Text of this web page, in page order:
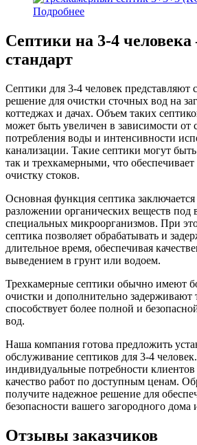
Подробнее
Септики на 3-4 человека
стандарт
Септики для 3-4 человек представляют
решение для очистки сточных вод на
коттеджах и дачах. Объем таких
может быть увеличен в зависимости от
потребления воды и интенсивности
канализации. Такие септики могут
так и трехкамерными, что
очистку стоков.
Основная функция септика
разложении органических веществ под
специальных микроорганизмов. При
септика позволяет обрабатывать и
длительное время, обеспечивая
выведением в грунт или водоем.
Трехкамерные септики обычно имеют
очистки и дополнительно задерживают
способствует более полной и
вод.
Наша компания готова предложить
обслуживание септиков для 3-4
индивидуальные потребности
качество работ по доступным ценам.
получите надежное решение для
безопасности вашего загородного дома
Отзывы заказчиков